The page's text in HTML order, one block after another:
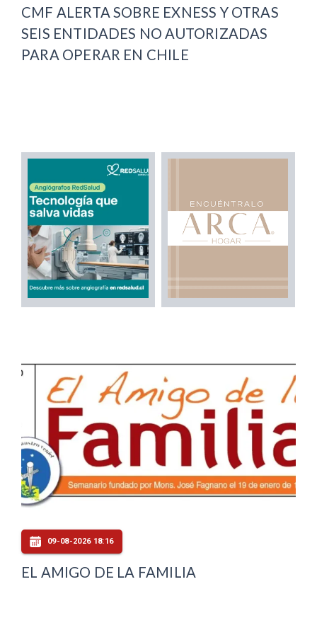
CMF ALERTA SOBRE EXNESS Y OTRAS
SEIS ENTIDADES NO AUTORIZADAS
PARA OPERAR EN CHILE
09-08-2026 18:16
EL AMIGO DE LA FAMILIA